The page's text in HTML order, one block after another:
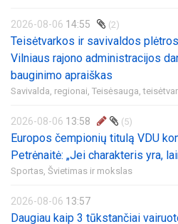
2026-08-06 14:55 (2)
Teisėtvarkos ir savivaldos
Vilniaus rajono administracijos
bauginimo apraiškas
Savivalda, regionai, Teisėsauga,
2026-08-06 13:58 (5)
Europos čempionių titulą VDU
Petrėnaitė: „Jei charakteris yra,
Sportas, Švietimas ir mokslas
2026-08-06 13:57
Daugiau kaip 3 tūkstančiai